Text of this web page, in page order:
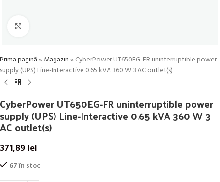
Prima pagină» Magazin» CyberPower UT650EG-FR uninterruptible power
supply (UPS) Line-Interactive 0.65 kVA 360 W 3 AC outlet(s)
CyberPower UT650EG-FR uninterruptible power
supply (UPS) Line-Interactive 0.65 kVA 360 W 3
AC outlet(s)
371,89 lei
67 în stoc